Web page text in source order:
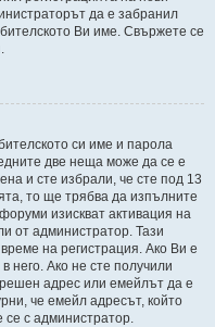
да е забранил
Ви име. Свържете се
си име и парола
две неща може да се е
и сте избрали, че сте под 13
то ще трябва да изпълните
изискват активация на
от администратор. Тази
на регистрация. Ако Ви е
него. Ако не сте получили
адрес или емейлът да е
че емейл адресът, който
с администратор.